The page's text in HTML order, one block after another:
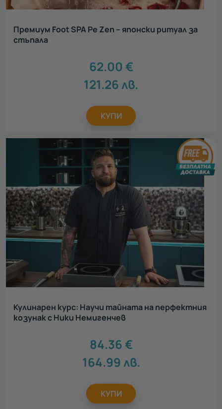
Премиум Foot SPA Pe Zen – японски ритуал за
стъпала
62.00 €
121.26лв.
КУПИ
Кулинарен курс: Научи тайната на перфектния
козунак с Ники Немигенчев
84.36€
164.99 лв.
КУПИ